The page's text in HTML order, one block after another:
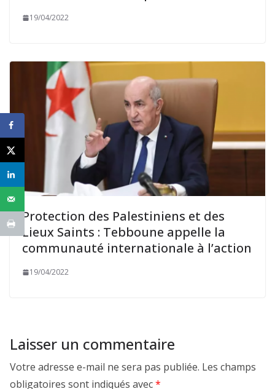
19/04/2022
Protection des Palestiniens et des
Lieux Saints : Tebboune appelle la
communauté internationale à l’action
19/04/2022
Laisser un commentaire
Votre adresse e-mail ne sera pas publiée. Les champs
obligatoires sont indiqués avec*